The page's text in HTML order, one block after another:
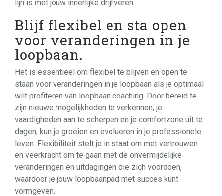
lijn is met jouw innerlijke drijfveren.
Blijf flexibel en sta open
voor veranderingen in je
loopbaan.
Het is essentieel om flexibel te blijven en open te
staan voor veranderingen in je loopbaan als je optimaal
wilt profiteren van loopbaan coaching. Door bereid te
zijn nieuwe mogelijkheden te verkennen, je
vaardigheden aan te scherpen en je comfortzone uit te
dagen, kun je groeien en evolueren in je professionele
leven. Flexibiliteit stelt je in staat om met vertrouwen
en veerkracht om te gaan met de onvermijdelijke
veranderingen en uitdagingen die zich voordoen,
waardoor je jouw loopbaanpad met succes kunt
vormgeven.